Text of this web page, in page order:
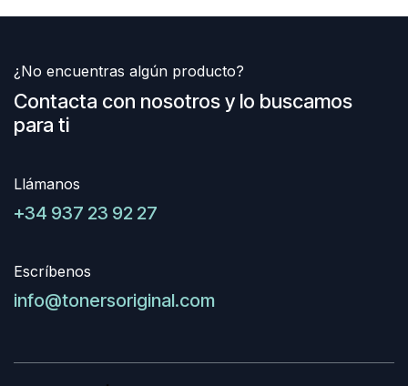
¿No encuentras algún producto?
Contacta con nosotros y lo buscamos
para ti
Llámanos
+34 937 23 92 27
Escríbenos
info@tonersoriginal.com